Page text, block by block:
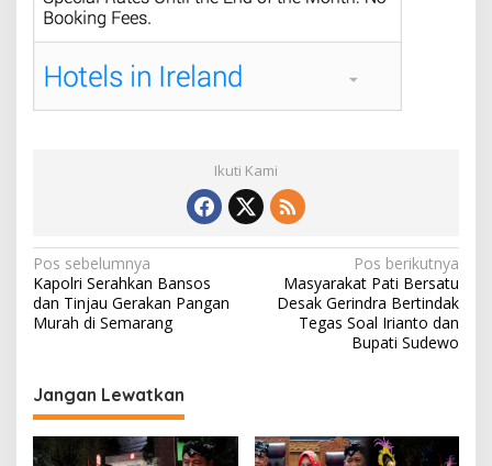
Ikuti Kami
N
a
v
g
a
s
Pos sebelumnya
Kapolri Serahkan Bansos
dan Tinjau Gerakan Pangan
Murah di Semarang
Pos berikutnya
Masyarakat Pati Bersatu
Desak Gerindra Bertindak
Tegas Soal Irianto dan
Bupati Sudewo
Jangan Lewatkan